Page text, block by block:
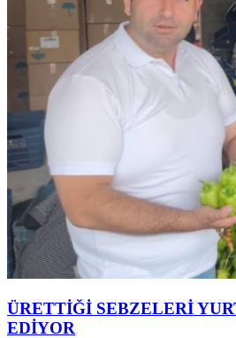
ÜRETTİĞİ SEBZELERİ
EDİYOR